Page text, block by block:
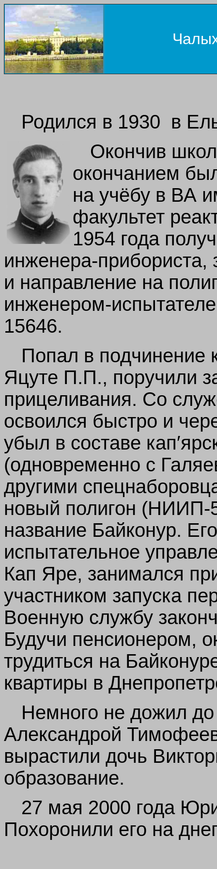
Родился в 1930 в
Окончив
окончанием
на учёбу в ВА
факультет
1954 года
инженера-прибориста,
и направление на
инженером-
15646.
Попал в подчинение
Яцуте П.П., поручили
прицеливания. Со
освоился быстро и
убыл в составе
(одновременно с
другими
новый полигон
название Байконур.
испытательное
Кап Яре, занимался
участником запуска
Военную службу
Будучи пенсионером,
трудиться на
квартиры в
Немного не дожил
Александрой
вырастили дочь
образование.
27 мая 2000 года
Похоронили его на